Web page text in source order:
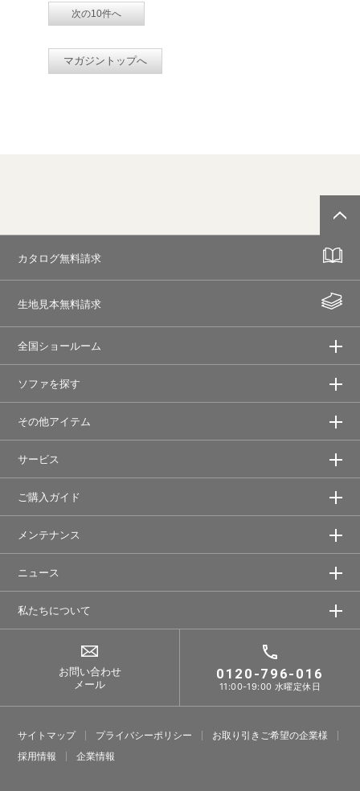
次の10件へ
マガジントップへ
カタログ無料請求
生地見本無料請求
全国ショールーム
ソファを探す
その他アイテム
サービス
ご購入ガイド
メンテナンス
ニュース
私たちについて
お問い合わせ
メール
0120-796-016
11:00-19:00 水曜定休日
サイトマップ プライバシーポリシー
お取り引きご希望の企業様
採⽤情報
企業情報